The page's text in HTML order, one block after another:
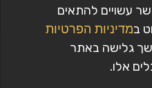
עשויים להתאים
במדיניות הפרטיות
גלישה באתר
אלו.